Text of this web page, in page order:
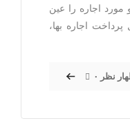
مورد اجاره را عین
اجاره بها،
نظر